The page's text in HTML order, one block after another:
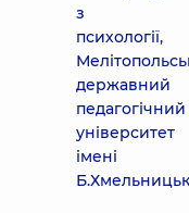
з
психології,
державний
педагогічний
університет
імені